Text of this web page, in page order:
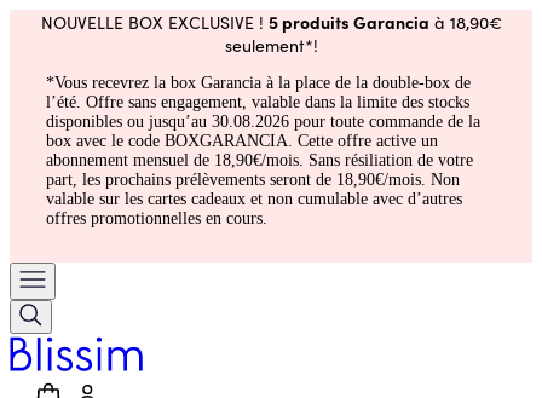
NOUVELLE BOX EXCLUSIVE ! 5 produits Garancia à 18,90€
seulement*!
*Vous recevrez la box Garancia à la place de la double-box de
l’été. Offre sans engagement, valable dans la limite des stocks
disponibles ou jusqu’au 30.08.2026 pour toute commande de la
box avec le code BOXGARANCIA. Cette offre active un
abonnement mensuel de 18,90€/mois. Sans résiliation de votre
part, les prochains prélèvements seront de 18,90€/mois. Non
valable sur les cartes cadeaux et non cumulable avec d’autres
offres promotionnelles en cours.